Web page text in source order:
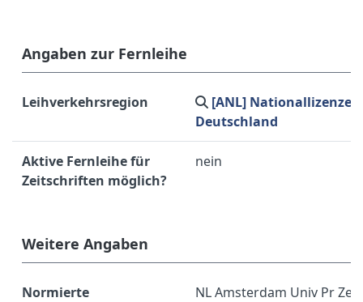
Angaben zur Fernleihe
Leihverkehrsregion
[ANL]
Deutschland
Aktive Fernleihe für
Zeitschriften möglich?
nein
Weitere Angaben
Normierte
NL Amsterdam Univ Pr